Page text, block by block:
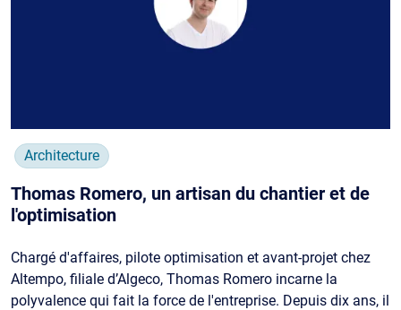
Architecture
Thomas Romero, un artisan du chantier et de
l'optimisation
Chargé d'affaires, pilote optimisation et avant-projet chez
Altempo, filiale d’Algeco, Thomas Romero incarne la
polyvalence qui fait la force de l'entreprise. Depuis dix ans, il